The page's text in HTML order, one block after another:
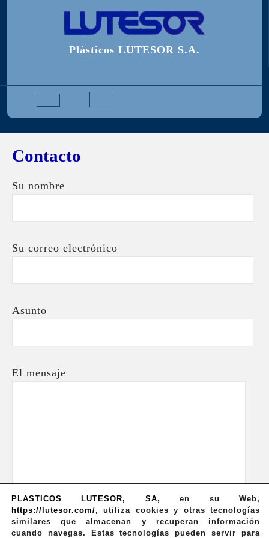
Plásticos LUTESOR S.A.
Botón
de
apertura
Contacto
Su nombre
Su correo electrónico
Asunto
El mensaje
PLASTICOS LUTESOR, SA,en su Web,
https://lutesor.com/, utiliza cookies y otras tecnologías
similares que almacenan y recuperan información
cuando navegas. Estas tecnologías pueden servir para